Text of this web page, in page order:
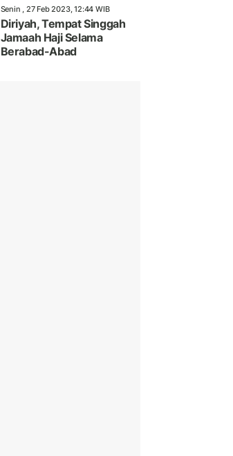
Senin , 27 Feb 2023, 12:44 WIB
Diriyah, Tempat Singgah
Jamaah Haji Selama
Berabad-Abad